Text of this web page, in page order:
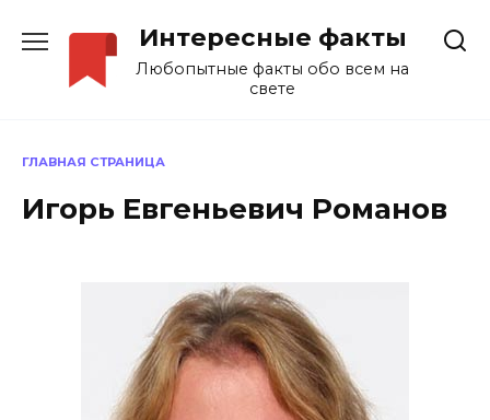
содержанию
Интересные факты
Любопытные факты обо всем на
свете
ГЛАВНАЯ СТРАНИЦА
Игорь Евгеньевич Романов